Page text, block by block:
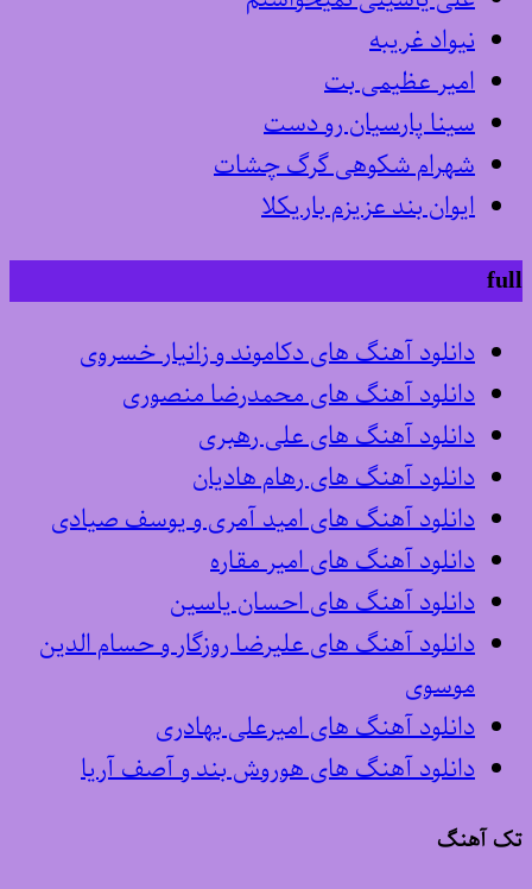
نیواد غریبه
امیر عظیمی بت
سینا پارسیان رو دست
شهرام شکوهی گرگ چشات
ایوان بند عزیزم باریکلا
full
دانلود آهنگ های دکاموند و زانیار خسروی
دانلود آهنگ های محمدرضا منصوری
دانلود آهنگ های علی رهبری
دانلود آهنگ های رهام هادیان
دانلود آهنگ های امید آمری و یوسف صیادی
دانلود آهنگ های امیر مقاره
دانلود آهنگ های احسان یاسین
دانلود آهنگ های علیرضا روزگار و حسام الدین
موسوی
دانلود آهنگ های امیرعلی بهادری
دانلود آهنگ های هوروش بند و آصف آریا
تک آهنگ